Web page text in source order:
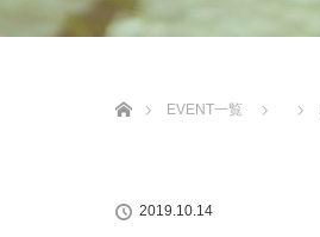
EVENT一覧
2019.10.14